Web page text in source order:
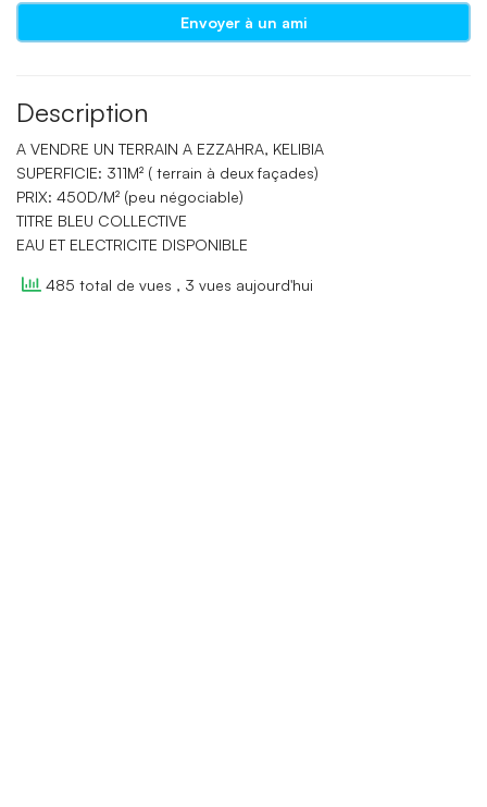
Envoyer à un ami
Description
A VENDRE UN TERRAIN A EZZAHRA, KELIBIA
SUPERFICIE: 311M² ( terrain à deux façades)
PRIX: 450D/M² (peu négociable)
TITRE BLEU COLLECTIVE
EAU ET ELECTRICITE DISPONIBLE
485 total de vues , 3 vues aujourd'hui